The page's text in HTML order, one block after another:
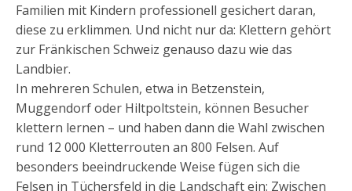
Familien mit Kindern professionell gesichert daran,
diese zu erklimmen. Und nicht nur da: Klettern gehört
zur Fränkischen Schweiz genauso dazu wie das
Landbier.
In mehreren Schulen, etwa in Betzenstein,
Muggendorf oder Hiltpoltstein, können Besucher
klettern lernen – und haben dann die Wahl zwischen
rund 12 000 Kletterrouten an 800 Felsen. Auf
besonders beeindruckende Weise fügen sich die
Felsen in Tüchersfeld in die Landschaft ein: Zwischen